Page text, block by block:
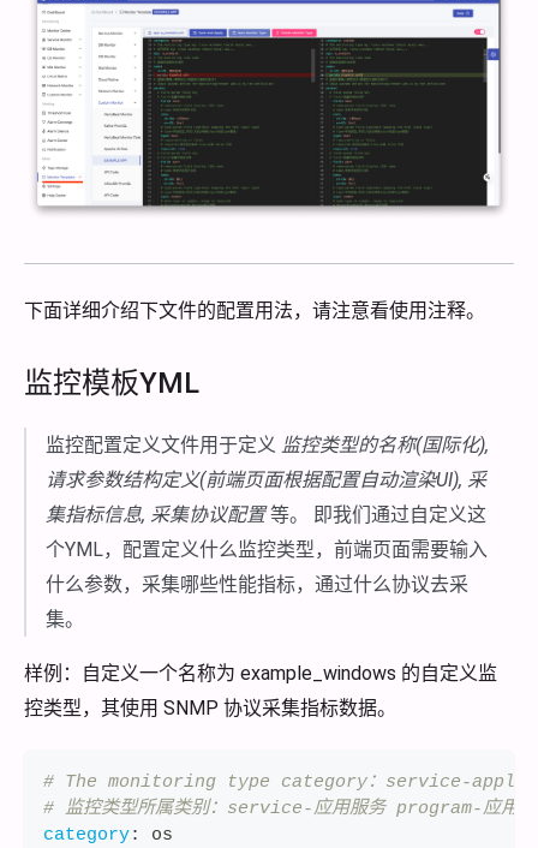
下面详细介绍下文件的配置用法，请注意看使用注释。
监控模板YML
监控配置定义文件用于定义 监控类型的名称(国际化),
请求参数结构定义(前端页面根据配置自动渲染UI), 采
集指标信息, 采集协议配置等。 即我们通过自定义这
个YML，配置定义什么监控类型，前端页面需要输入
什么参数，采集哪些性能指标，通过什么协议去采
集。
样例：自定义一个名称为 example_windows 的自定义监
控类型，其使用 SNMP 协议采集指标数据。
# The monitoring type category：service-
# 监控类型所属类别：service-应用服务 program-应
category:
os